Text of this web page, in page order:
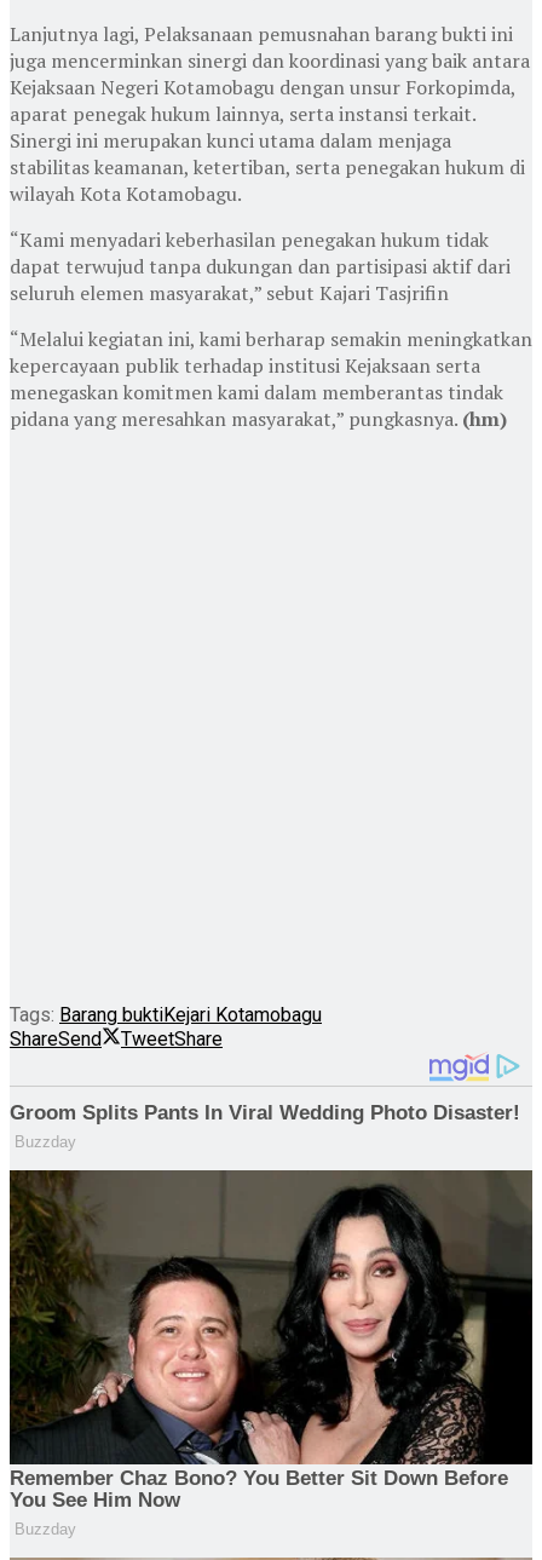
Lanjutnya lagi, Pelaksanaan pemusnahan barang bukti ini
juga mencerminkan sinergi dan koordinasi yang baik antara
Kejaksaan Negeri Kotamobagu dengan unsur Forkopimda,
aparat penegak hukum lainnya, serta instansi terkait.
Sinergi ini merupakan kunci utama dalam menjaga
stabilitas keamanan, ketertiban, serta penegakan hukum di
wilayah Kota Kotamobagu.
“Kami menyadari keberhasilan penegakan hukum tidak
dapat terwujud tanpa dukungan dan partisipasi aktif dari
seluruh elemen masyarakat,” sebut Kajari Tasjrifin
“Melalui kegiatan ini, kami berharap semakin meningkatkan
kepercayaan publik terhadap institusi Kejaksaan serta
menegaskan komitmen kami dalam memberantas tindak
pidana yang meresahkan masyarakat,” pungkasnya. (hm)
Tags: Barang buktiKejari Kotamobagu
ShareSend TweetShare